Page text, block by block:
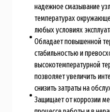
надежное смазывание
температурах
любых условиях
Обладает повышенной
стабильностью и
высокотемпературной
позволяет увеличить
снизить затраты на
Защищает от коррозии